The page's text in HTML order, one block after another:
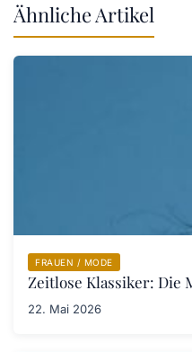
Ähnliche Artikel
FRAUEN / MODE
Zeitlose Klassiker: Die
22. Mai 2026